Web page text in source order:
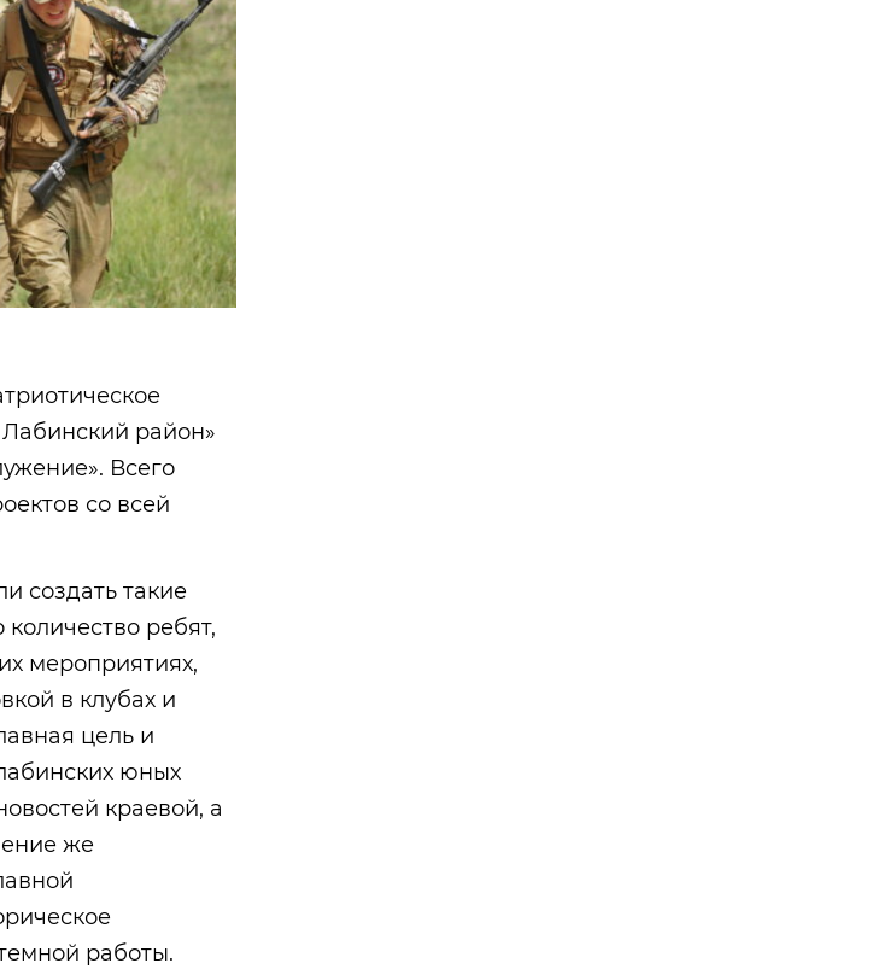
район»
Всего
со всей
создать такие
ребят,
мероприятиях,
в клубах и
цель и
юных
краевой, а
же
работы.